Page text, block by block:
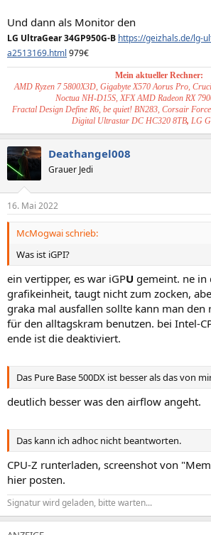
Und dann als Monitor den
LG UltraGear 34GP950G-B https://geizhals.de/lg-
a2513169.html 979€
Mein aktueller Rechner:
AMD Ryzen 7 5800X3D, Gigabyte X570 Aorus Pro,
Noctua NH-D15S, XFX AMD Radeon RX
Fractal Design Define R6, be quiet! BN283, Corsair
Digital Ultrastar DC HC320 8TB, LG
Deathangel008
Grauer Jedi
16. Mai 2022
McMogwai schrieb:
Was ist iGPI?
ein vertipper, es war iGPU gemeint. ne in
grafikeinheit, taugt nicht zum zocken,
graka mal ausfallen sollte kann man den
für den alltagskram benutzen. bei Intel-
ende ist die deaktiviert.
Das Pure Base 500DX ist besser als das von
deutlich besser was den airflow angeht.
Das kann ich adhoc nicht beantworten.
CPU-Z runterladen, screenshot von
hier posten.
Signatur wird geladen, bitte warten...